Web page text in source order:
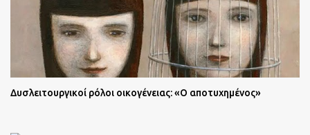
Δυσλειτουργικοί ρόλοι οικογένειας: «Ο αποτυχημένος»